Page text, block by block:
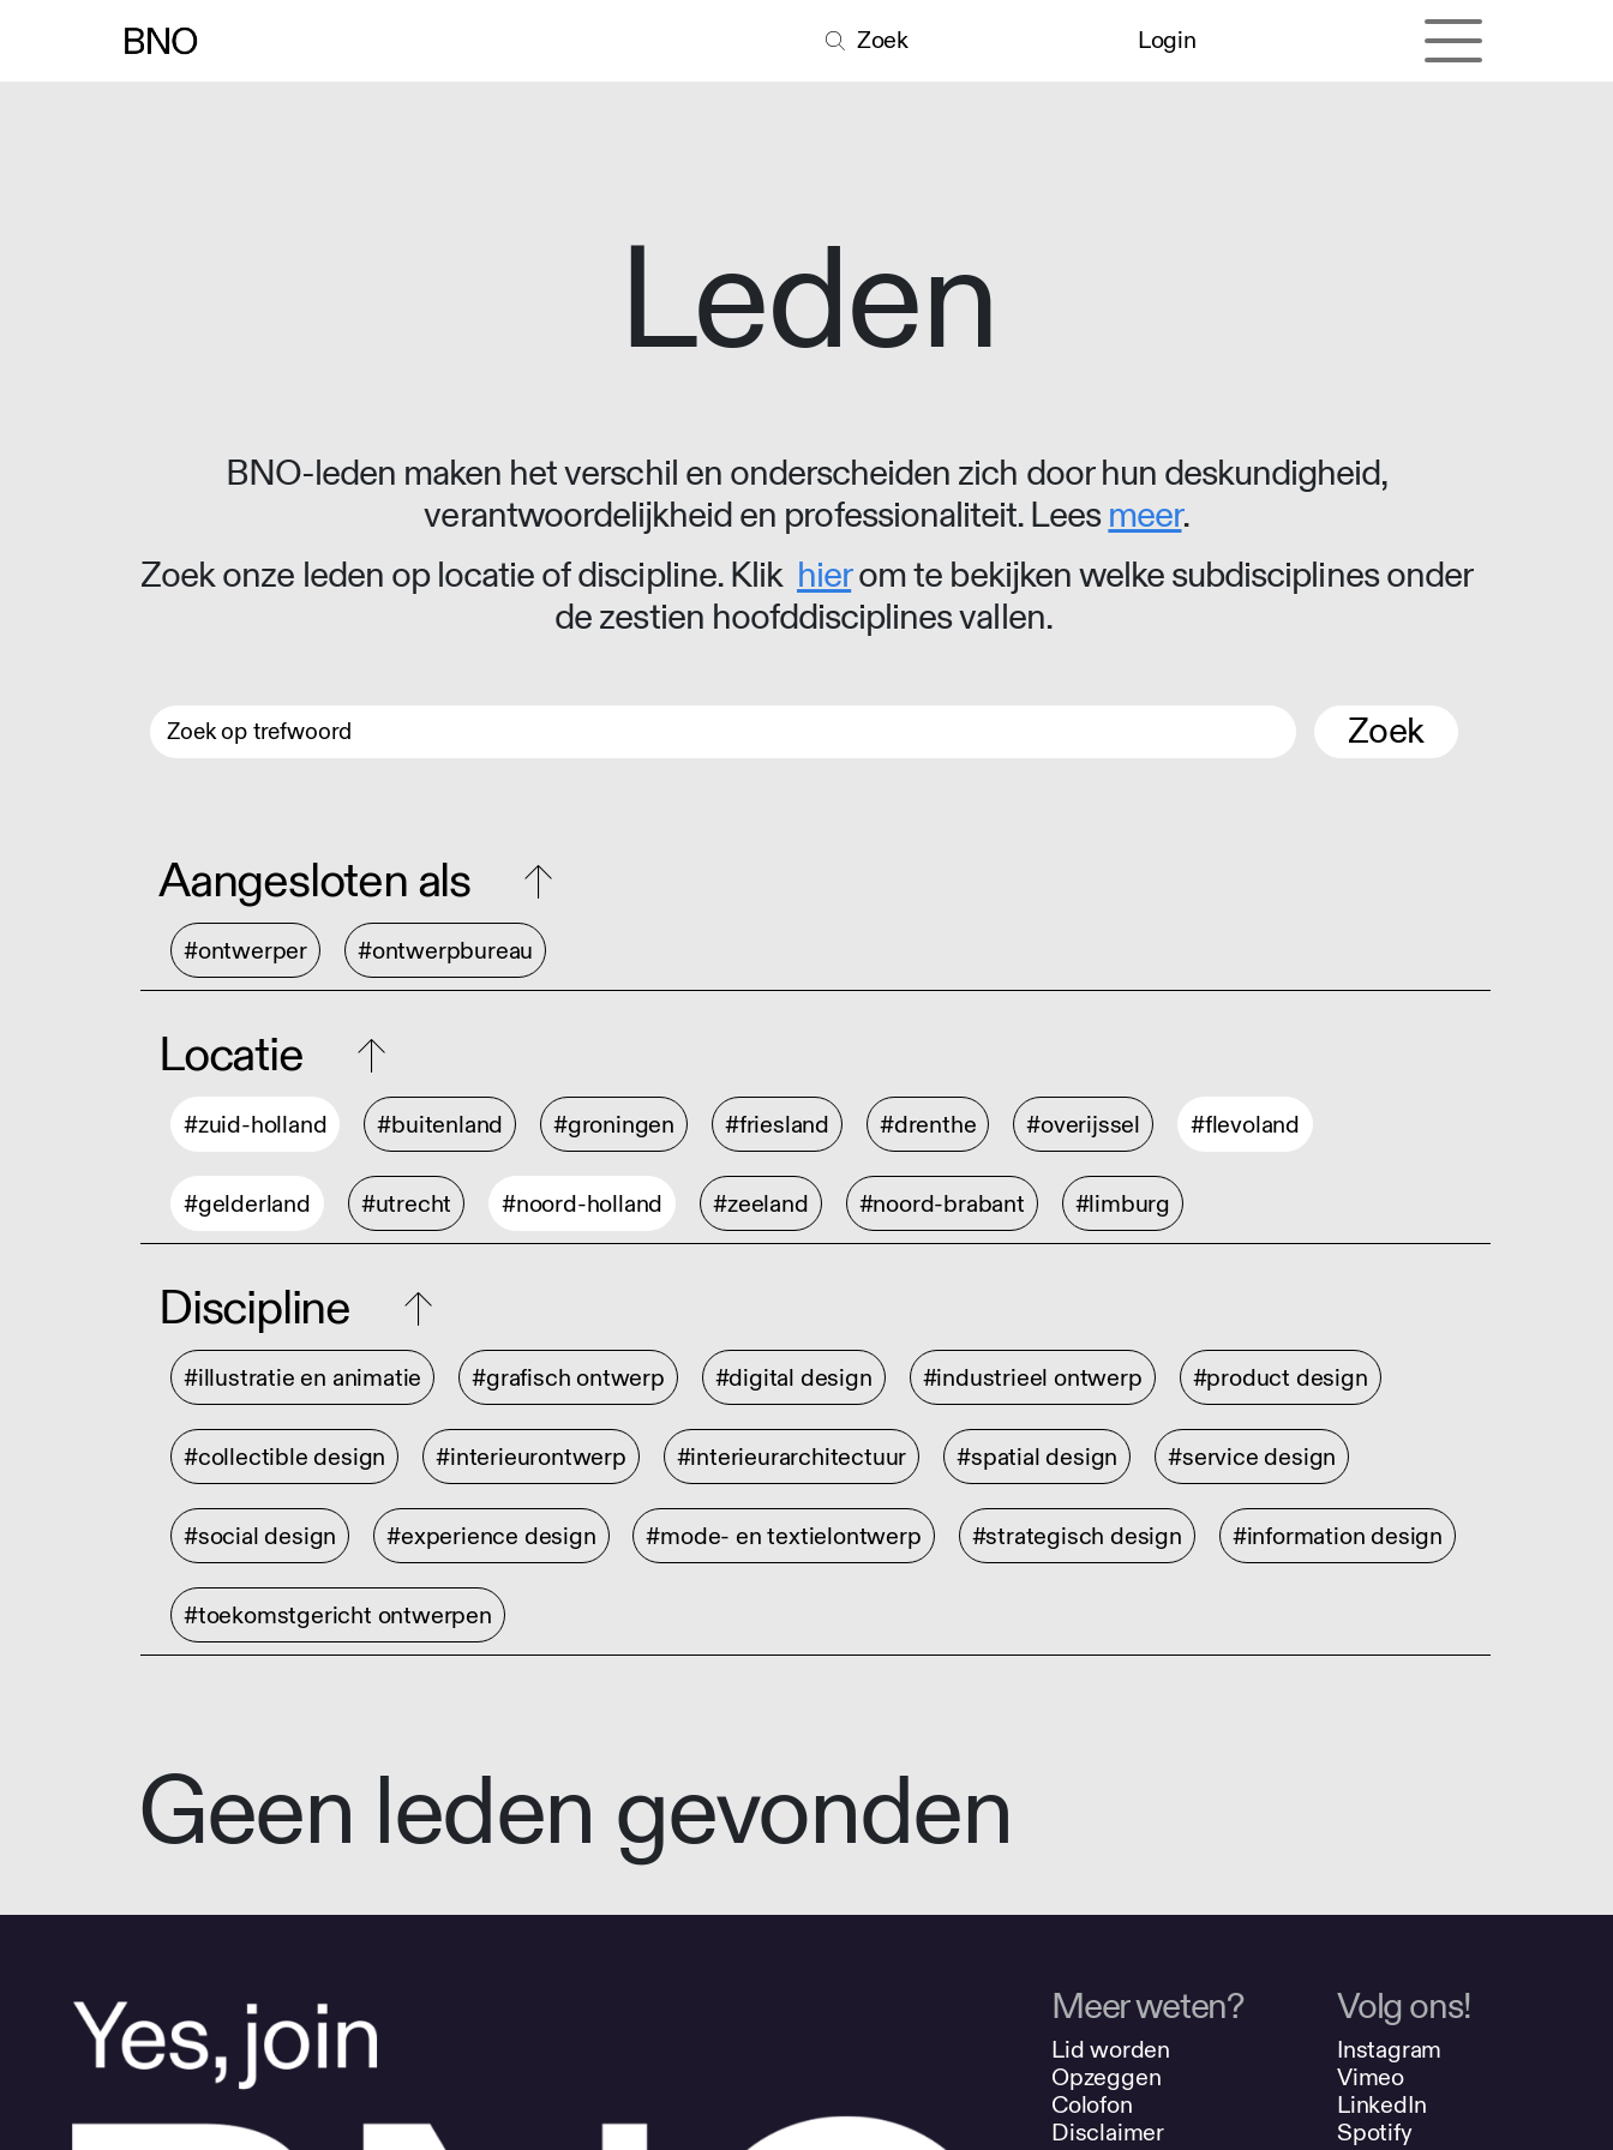
Zoek Login
Leden
BNO-leden maken het verschil en onderscheiden zich door hun deskundigheid,
verantwoordelijkheid en professionaliteit. Leesmeer.
Zoek onze leden op locatie of discipline. Klik hierom te bekijken welke subdisciplines onder
de zestien hoofddisciplines vallen.
Zoek
Aangesloten als
#ontwerper #ontwerpbureau
Locatie
#zuid-holland #buitenland #groningen #friesland #drenthe #overijssel #flevoland
#gelderland #utrecht #noord-holland #zeeland #noord-brabant #limburg
Discipline
#illustratie en animatie #grafisch ontwerp #digital design #industrieel ontwerp #product design
#collectible design #interieurontwerp #interieurarchitectuur #spatial design #service design
#social design #experience design #mode- en textielontwerp #strategisch design #information design
#toekomstgericht ontwerpen
Geen leden gevonden
Meer weten?
Lid worden
Opzeggen
Colofon
Disclaimer
Volg ons!
Instagram
Vimeo
LinkedIn
Spotify